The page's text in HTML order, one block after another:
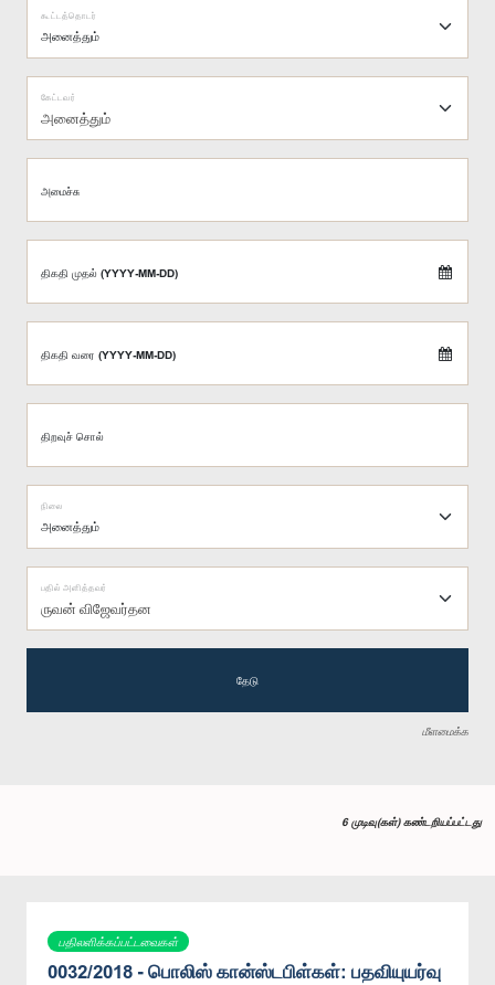
கூட்டத்தொடர்
அனைத்தும்
கேட்டவர்
அமைச்சு
திகதி முதல் (YYYY-MM-DD)
திகதி வரை (YYYY-MM-DD)
திறவுச் சொல்
நிலை
ருவன் விஜேவர்தன
பதில் அளித்தவர்
தேடு
மீளமைக்க
6 முடிவு(கள்) கண்டறியப்பட்டது
பதிலளிக்கப்பட்டவைகள்
0032/2018 - பொலிஸ் கான்ஸ்டபிள்கள்: பதவியுயர்வு